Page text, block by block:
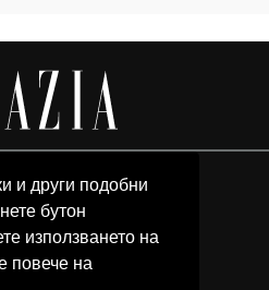
и други подобни
бутон
използването на
повече на